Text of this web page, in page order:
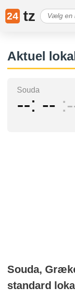
24 tz
Aktuel
Souda
-- --
Souda,
standard